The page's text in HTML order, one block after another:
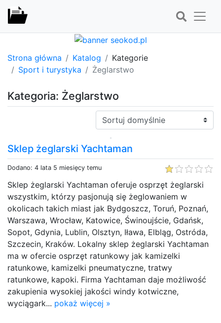
Strona główna Katalog
Kategorie
Sport i turystyka
Żeglarstwo
Kategoria: Żeglarstwo
Sortuj:
Sklep żeglarski Yachtaman
Dodano: 4 lata 5 miesięcy temu
Sklep żeglarski Yachtaman oferuje osprzęt żeglarski
wszystkim, którzy pasjonują się żeglowaniem w
okolicach takich miast jak Bydgoszcz, Toruń, Poznań,
Warszawa, Wrocław, Katowice, Świnoujście, Gdańsk,
Sopot, Gdynia, Lublin, Olsztyn, Iława, Elbląg, Ostróda,
Szczecin, Kraków. Lokalny sklep żeglarski Yachtaman
ma w ofercie osprzęt ratunkowy jak kamizelki
ratunkowe, kamizelki pneumatyczne, tratwy
ratunkowe, kapoki. Firma Yachtaman daje możliwość
zakupienia wysokiej jakości windy kotwiczne,
wyciągark... pokaż więcej »